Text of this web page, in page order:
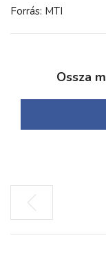
Forrás: MTI
Ossza